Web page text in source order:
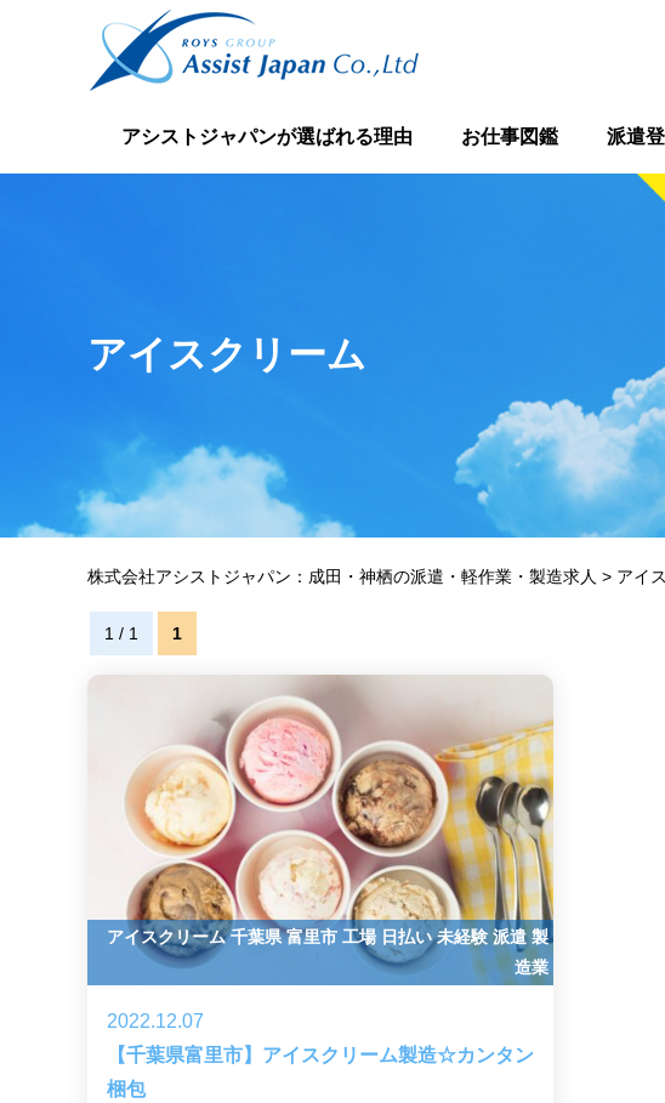
アシストジャパンが選ばれる理由 お仕事図鑑 派遣
アイスクリーム
株式会社アシストジャパン：成田・神栖の派遣・軽作業・製造求人 > アイ
1 / 1 1
アイスクリーム千葉県富里市 工場 日払い未経験 派遣 製
造業
2022.12.07
【千葉県富里市】アイスクリーム製造☆カンタン
梱包